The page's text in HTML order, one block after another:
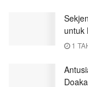
untuk
1